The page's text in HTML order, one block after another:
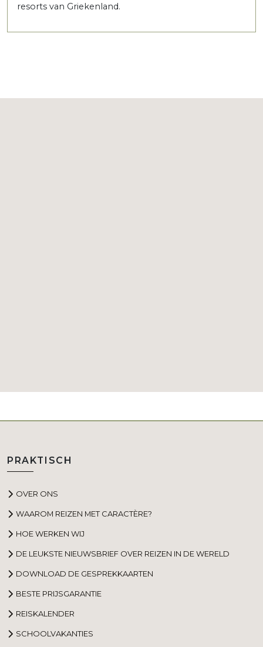
resorts van Griekenland.
PRAKTISCH
OVER ONS
WAAROM REIZEN MET CARACTÈRE?
HOE WERKEN WIJ
DE LEUKSTE NIEUWSBRIEF OVER REIZEN IN DE WERELD
DOWNLOAD DE GESPREKKAARTEN
BESTE PRIJSGARANTIE
REISKALENDER
SCHOOLVAKANTIES